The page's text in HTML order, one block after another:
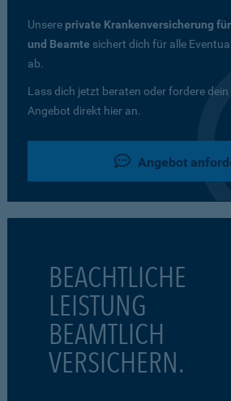
Unsere private Krankenversicherung
und Beamte sichert dich für alle
ab.
Lass dich jetzt beraten oder fordere
Angebot direkt hier an.
Angebot
BEACHTLICHE
LEISTUNG
BEAMTLICH
VERSICHERN.